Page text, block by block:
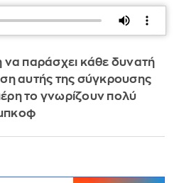
να παράσχει κάθε δυνατή
αυτής της σύγκρουσης
το γνωρίζουν πολύ